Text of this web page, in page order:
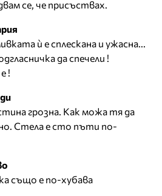
се, че присъствах.
ѝ е сплескана и ужасна...
да спечели !
!
грозна. Как можа тя да
Стела е сто пъти по-
също е по-хубава